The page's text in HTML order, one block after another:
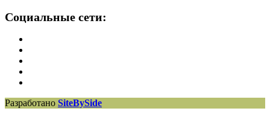
Социальные сети:
Разработано SiteBySide